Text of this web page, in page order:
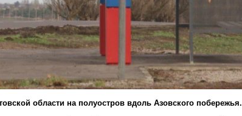
области на полуостров вдоль Азовского побережья.